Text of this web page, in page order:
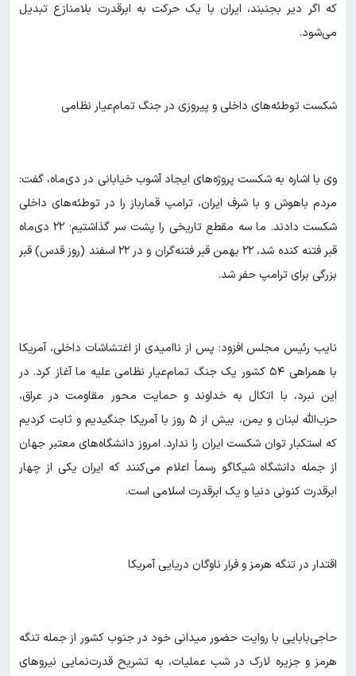
که اگر دیر بجنبند، ایران با یک حرکت به ابرقدرت بلامنازع تبدیل
می‌شود.
شکست توطئه‌های داخلی و پیروزی در جنگ تمام‌عیار نظامی
وی با اشاره به شکست پروژه‌های ایجاد آشوب خیابانی در دی‌ماه، گفت:
مردم باهوش و با شرف ایران، ترامپ قمارباز را در توطئه‌های داخلی
شکست دادند. ما سه مقطع تاریخی را پشت سر گذاشتیم؛ ۲۲ دی‌ماه
قبر فتنه کنده شد، ۲۲ بهمن قبر فتنه‌گران و در ۲۲ اسفند (روز قدس) قبر
بزرگی برای ترامپ حفر شد.
نایب رئیس مجلس افزود: پس از ناامیدی از اغتشاشات داخلی، آمریکا
با همراهی ۵۴ کشور یک جنگ تمام‌عیار نظامی علیه ما آغاز کرد. در
این نبرد، با اتکال به خداوند و حمایت محور مقاومت در عراق،
حزب‌الله لبنان و یمن، بیش از ۵ روز با آمریکا جنگیدیم و ثابت کردیم
که استکبار توان شکست ایران را ندارد. امروز دانشگاه‌های معتبر جهان
از جمله دانشگاه شیکاگو رسماً اعلام می‌کنند که ایران یکی از چهار
ابرقدرت کنونی دنیا و یک ابرقدرت اسلامی است.
اقتدار در تنگه هرمز و فرار ناوگان دریایی آمریکا
حاجی‌بابایی با روایت حضور میدانی خود در جنوب کشور از جمله تنگه
هرمز و جزیره لارک در شب عملیات، به تشریح قدرت‌نمایی نیروهای